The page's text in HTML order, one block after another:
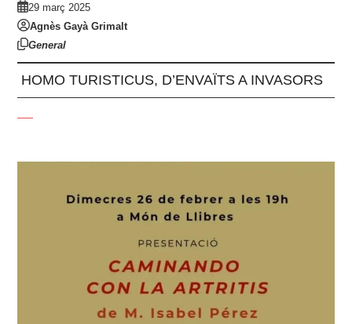
29 març 2025
Agnès Gayà Grimalt
General
HOMO TURISTICUS, D’ENVAÏTS A INVASORS